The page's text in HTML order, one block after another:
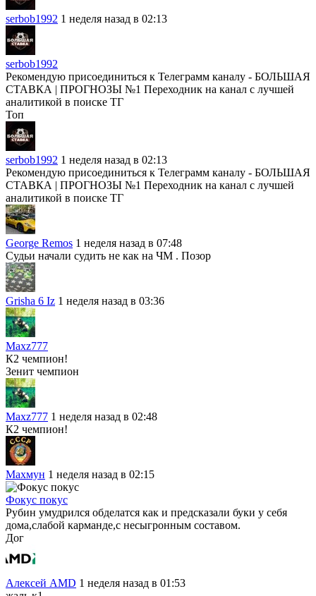
serbob1992 1 неделя назад в 02:13
serbob1992
Рекомендую присоединиться к Телеграмм каналу - БОЛЬШАЯ
СТАВКА | ПРОГНОЗЫ №1 Переходник на канал с лучшей
аналитикой в поиске ТГ
Топ
serbob1992 1 неделя назад в 02:13
Рекомендую присоединиться к Телеграмм каналу - БОЛЬШАЯ
СТАВКА | ПРОГНОЗЫ №1 Переходник на канал с лучшей
аналитикой в поиске ТГ
George Remos 1 неделя назад в 07:48
Судьи начали судить не как на ЧМ . Позор
Grisha 6 Iz 1 неделя назад в 03:36
Maxz777
К2 чемпион!
Зенит чемпион
Maxz777 1 неделя назад в 02:48
К2 чемпион!
Махмун 1 неделя назад в 02:15
Фокус покус
Рубин умудрился обделатся как и предсказали буки у себя
дома,слабой карманде,с несыгронным составом.
Дог
Алексей AMD 1 неделя назад в 01:53